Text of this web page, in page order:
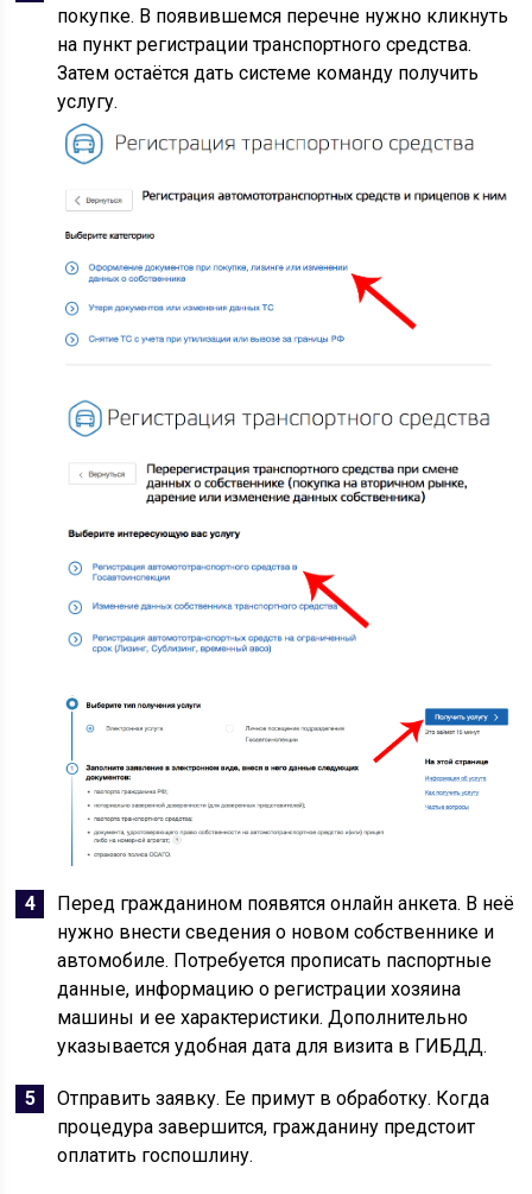
покупке. В появившемся перечне нужно кликнуть
на пункт регистрации транспортного средства.
Затем остаётся дать системе команду получить
услугу.
Перед гражданином появятся онлайн анкета. В неё
нужно внести сведения о новом собственнике и
автомобиле. Потребуется прописать паспортные
данные, информацию о регистрации хозяина
машины и ее характеристики. Дополнительно
указывается удобная дата для визита в ГИБДД.
Отправить заявку. Ее примут в обработку. Когда
процедура завершится, гражданину предстоит
оплатить госпошлину.